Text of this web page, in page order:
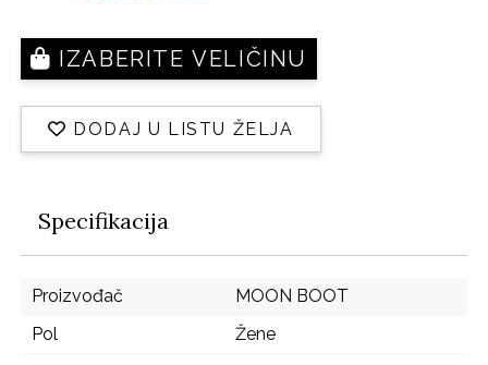
IZABERITE VELIČINU
DODAJ U LISTU ŽELJA
Specifikacija
Proizvođač
MOON BOOT
Pol
Žene